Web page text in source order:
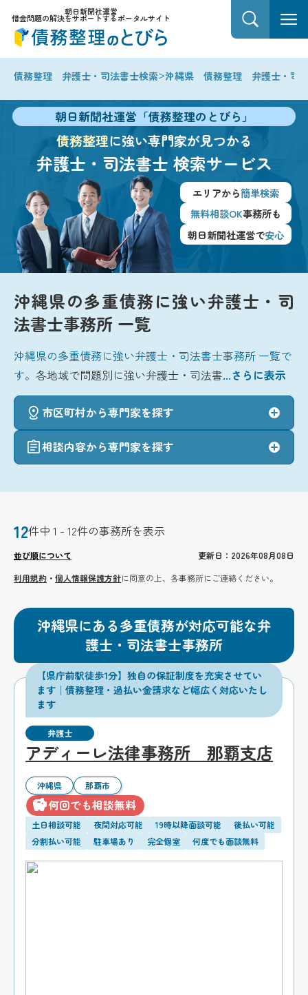
朝日新聞社運営
借金問題の解決をサポートするポータルサイト
債務整理 弁護士・司法書士検索>沖縄県 債務整理 弁護士・司
朝日新聞社運営「債務整理のとびら」
債務整理に強い専門家が見つかる
弁護士・司法書士 検索サービス
エリアから簡単検索
無料相談OK事務所も
朝日新聞社運営で安心
沖縄県の多重債務に強い弁護士・司
法書士事務所 一覧
沖縄県の多重債務に強い弁護士・司法書士事務所 一覧で
す。各地域で問題別に強い弁護士・司法書...さらに表示
市区町村から専門家を探す
相談内容から専門家を探す
12件中 1 - 12件の事務所を表示
並び順について
更新日：2026年08月08日
利用規約 ・個人情報保護方針に同意の上、各事務所にご連絡ください。
沖縄県にある多重債務が対応可能な弁
護士・司法書士事務所
【県庁前駅徒歩1分】独自の保証制度を充実させてい
ます│債務整理・過払い金請求など幅広く対応いたし
ます
弁護士
アディーレ法律事務所 那覇支店
沖縄県 那覇市
何回でも相談無料
土日相談可能 夜間対応可能 19時以降面談可能
後払い可能
分割払い可能
駐車場あり 完全個室 何度でも面談無料